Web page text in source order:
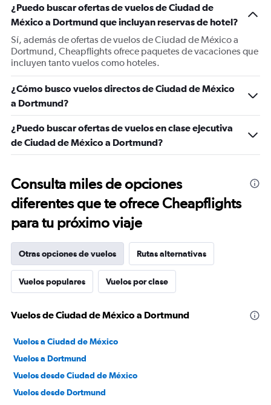
¿Puedo buscar ofertas de vuelos de Ciudad de
México a Dortmund que incluyan reservas de hotel?
Sí, además de ofertas de vuelos de Ciudad de México a
Dortmund, Cheapflights ofrece paquetes de vacaciones que
incluyen tanto vuelos como hoteles.
¿Cómo busco vuelos directos de Ciudad de México
a Dortmund?
¿Puedo buscar ofertas de vuelos en clase ejecutiva
de Ciudad de México a Dortmund?
Consulta miles de opciones
diferentes que te ofrece Cheapflights
para tu próximo viaje
Otras opciones de vuelos Rutas alternativas
Vuelos populares Vuelos por clase
Vuelos de Ciudad de México a Dortmund
Vuelos a Ciudad de México
Vuelos a Dortmund
Vuelos desde Ciudad de México
Vuelos desde Dortmund